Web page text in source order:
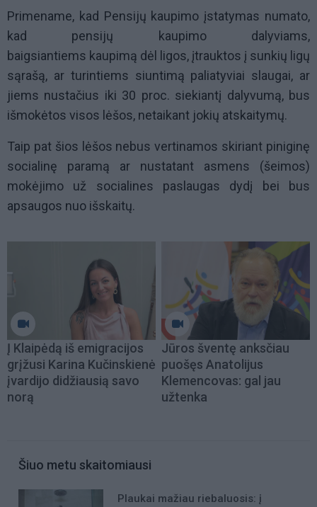
Primename, kad Pensijų kaupimo įstatymas numato,
kad pensijų kaupimo dalyviams,
baigsiantiems kaupimą dėl ligos, įtrauktos į sunkių ligų
sąrašą, ar turintiems siuntimą paliatyviai slaugai, ar
jiems nustačius iki 30 proc. siekiantį dalyvumą, bus
išmokėtos visos lėšos, netaikant jokių atskaitymų.
Taip pat šios lėšos nebus vertinamos skiriant piniginę
socialinę paramą ar nustatant asmens (šeimos)
mokėjimo už socialines paslaugas dydį bei bus
apsaugos nuo išskaitų.
Į Klaipėdą iš emigracijos
grįžusi Karina Kučinskienė
įvardijo didžiausią savo
norą
Jūros šventę anksčiau
puošęs Anatolijus
Klemencovas: gal jau
užtenka
Šiuo metu skaitomiausi
Plaukai mažiau riebaluosis: į